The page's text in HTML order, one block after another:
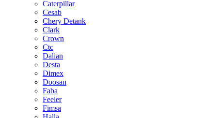
Caterpillar
Cesab
Chery Detank
Clark
Crown
Ctc
Dalian
Desta
Dimex
Doosan
Faba
Feeler
Fimsa